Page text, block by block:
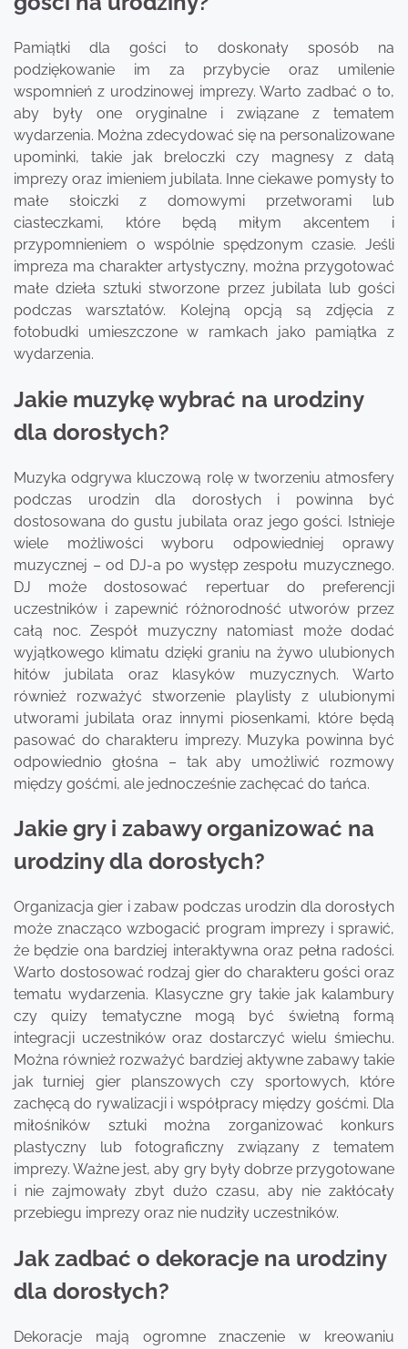
Pamiątki dla gości to doskonały sposób na
podziękowanie im za przybycie oraz umilenie
wspomnień z urodzinowej imprezy. Warto zadbać o to,
aby były one oryginalne i związane z tematem
wydarzenia. Można zdecydować się na personalizowane
upominki, takie jak breloczki czy magnesy z datą
imprezy oraz imieniem jubilata. Inne ciekawe pomysły to
małe słoiczki z domowymi przetworami lub
ciasteczkami, które będą miłym akcentem i
przypomnieniem o wspólnie spędzonym czasie. Jeśli
impreza ma charakter artystyczny, można przygotować
małe dzieła sztuki stworzone przez jubilata lub gości
podczas warsztatów. Kolejną opcją są zdjęcia z
fotobudki umieszczone w ramkach jako pamiątka z
wydarzenia.
Jakie muzykę wybrać na urodziny
dla dorosłych?
Muzyka odgrywa kluczową rolę w tworzeniu atmosfery
podczas urodzin dla dorosłych i powinna być
dostosowana do gustu jubilata oraz jego gości. Istnieje
wiele możliwości wyboru odpowiedniej oprawy
muzycznej – od DJ-a po występ zespołu muzycznego.
DJ może dostosować repertuar do preferencji
uczestników i zapewnić różnorodność utworów przez
całą noc. Zespół muzyczny natomiast może dodać
wyjątkowego klimatu dzięki graniu na żywo ulubionych
hitów jubilata oraz klasyków muzycznych. Warto
również rozważyć stworzenie playlisty z ulubionymi
utworami jubilata oraz innymi piosenkami, które będą
pasować do charakteru imprezy. Muzyka powinna być
odpowiednio głośna – tak aby umożliwić rozmowy
między gośćmi, ale jednocześnie zachęcać do tańca.
Jakie gry i zabawy organizować na
urodziny dla dorosłych?
Organizacja gier i zabaw podczas urodzin dla dorosłych
może znacząco wzbogacić program imprezy i sprawić,
że będzie ona bardziej interaktywna oraz pełna radości.
Warto dostosować rodzaj gier do charakteru gości oraz
tematu wydarzenia. Klasyczne gry takie jak kalambury
czy quizy tematyczne mogą być świetną formą
integracji uczestników oraz dostarczyć wielu śmiechu.
Można również rozważyć bardziej aktywne zabawy takie
jak turniej gier planszowych czy sportowych, które
zachęcą do rywalizacji i współpracy między gośćmi. Dla
miłośników sztuki można zorganizować konkurs
plastyczny lub fotograficzny związany z tematem
imprezy. Ważne jest, aby gry były dobrze przygotowane
i nie zajmowały zbyt dużo czasu, aby nie zakłócały
przebiegu imprezy oraz nie nudziły uczestników.
Jak zadbać o dekoracje na urodziny
dla dorosłych?
Dekoracje mają ogromne znaczenie w kreowaniu